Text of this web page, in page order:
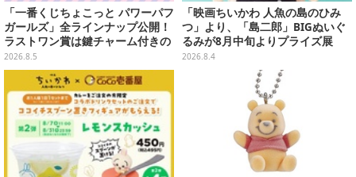
「一番くじちょこっと パワーパフ
ガールズ」全ラインナップ公開！
ラストワン賞は鍵チャーム付きの
シール帳スペシャルセットを用意
2026.8.5
「映画ちいかわ 人魚の島のひみ
つ」より、「島二郎」BIGぬいぐ
るみが8月中旬よりプライズ展
開！“味自慢”のエプロンはポケッ
2026.8.4